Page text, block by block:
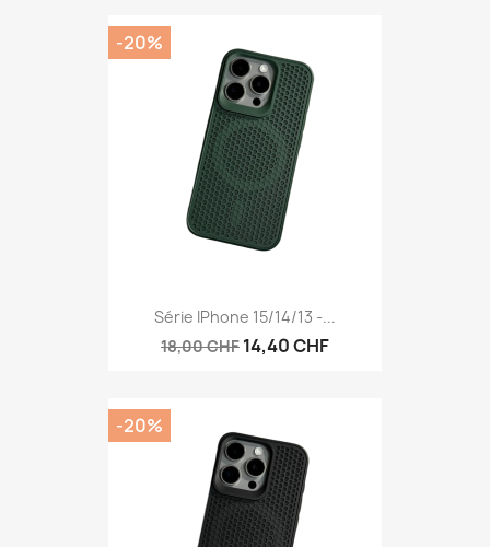
Série IPhone 15/14/13 -...
18,00 CHF 14,40 CHF
-20%
-20%